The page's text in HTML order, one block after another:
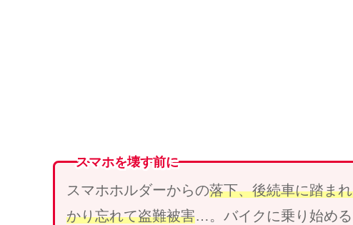
スマホを壊す前に
スマホホルダーからの落下、後続車に踏まれ
かり忘れて盗難被害…。バイクに乗り始め